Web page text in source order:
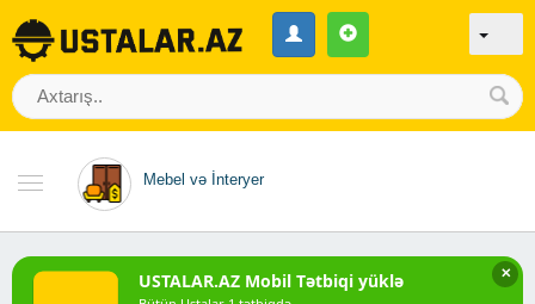
Mebel və İnteryer
✕
USTALAR.AZ Mobil Tətbiqi yüklə